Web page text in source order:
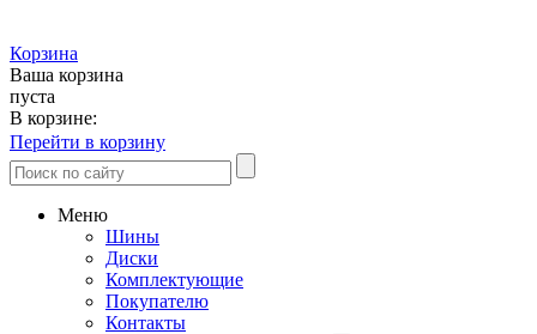
Корзина
Ваша корзина
пуста
В корзине:
Перейти в корзину
Меню
Шины
Диски
Комплектующие
Покупателю
Контакты